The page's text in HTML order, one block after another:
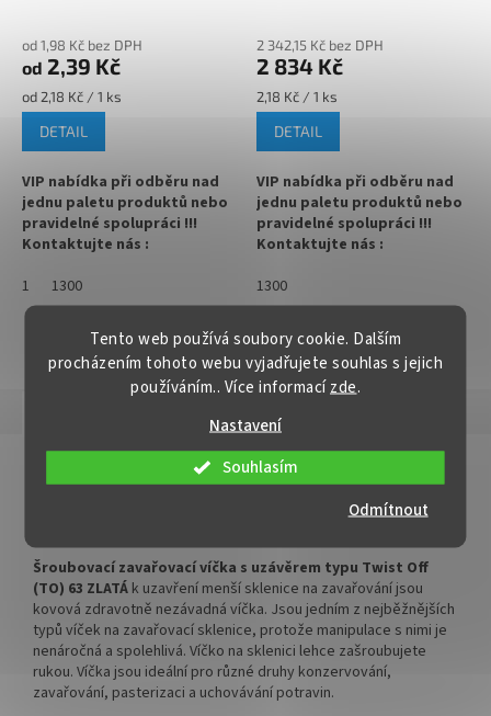
Tento web používá soubory cookie. Dalším
procházením tohoto webu vyjadřujete souhlas s jejich
používáním.. Více informacízde.
Nastavení
Odmítnout
Souhlasím
objednejteZDE
objednejteZDE
od 1,98 Kč bez DPH
od 2,39 Kč
Měrná
cena:
od 2,18 Kč / 1 ks
DETAIL
VIP nabídka při odběru nad
jednu paletu produktů nebo
pravidelné spolupráci !!!
Kontaktujte nás :
✅Víčko na sklenici s uzávěrem
typu Twist Off 63
✅ Šroubovací víčko pro snadné
otevření sklenice
✅ Různé varianty víček TO 63
objednejteZDE
✅ Víčka skladem a ihned k
odeslání!
Kupte karton víček a máte
na něj dopravu ZDARMA!
1 1300
2 342,15 Kč bez DPH
2 834 Kč
Měrná
cena:
2,18 Kč / 1 ks
DETAIL
VIP nabídka při odběru nad
jednu paletu produktů nebo
pravidelné spolupráci !!!
Kontaktujte nás :
✅Víčko Twist Off RTS pro
pasteraci do 105 °C
✅ Na sklenice se šroubovacím
uzávěrem Twist Off 63
✅ Objednávejte varianty víček
TO 63ZDE
✅ Víčka skladem a ihned k
odeslání!
!!! DOPRAVA ZDARMA POUZE
PRO OBJEDNÁVKY KARTONŮ
!!!
Velkoobchodní balení.
1300
ZOBRAZIT VŠECHNY PODOBNÉ PRODUKTY
Detailní popis produktu
Víčka Twist Off TO 63 ZLATÁ na zavařovací sklenici se
Šroubovací zavařovací víčka s uzávěrem typu Twist Off
(TO) 63 ZLATÁ k uzavření menší sklenice na zavařování jsou
kovová zdravotně nezávadná víčka. Jsou jedním z nejběžnějších
typů víček na zavařovací sklenice, protože manipulace s nimi je
nenáročná a spolehlivá. Víčko na sklenici lehce zašroubujete
rukou. Víčka jsou ideální pro různé druhy konzervování,
zavařování, pasterizaci a uchovávání potravin.